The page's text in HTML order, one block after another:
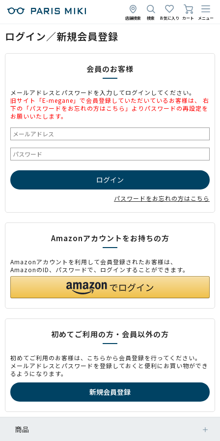
店舗検索 検索 お気に入り カート メニュー
ログイン／新規会員登録
会員のお客様
メールアドレスとパスワードを入力してログインしてください。
旧サイト「E-megane」で会員登録していただいているお客様は、 右
下の「パスワードをお忘れの方はこちら」よりパスワードの再設定を
お願いいたします。
パスワードをお忘れの方はこちら
Amazonアカウントをお持ちの方
Amazonアカウントを利用して会員登録されたお客様は、
AmazonのID、パスワードで、ログインすることができます。
初めてご利用の方・会員以外の方
初めてご利用のお客様は、こちらから会員登録を行ってください。
メールアドレスとパスワードを登録しておくと便利にお買い物ができ
るようになります。
商品